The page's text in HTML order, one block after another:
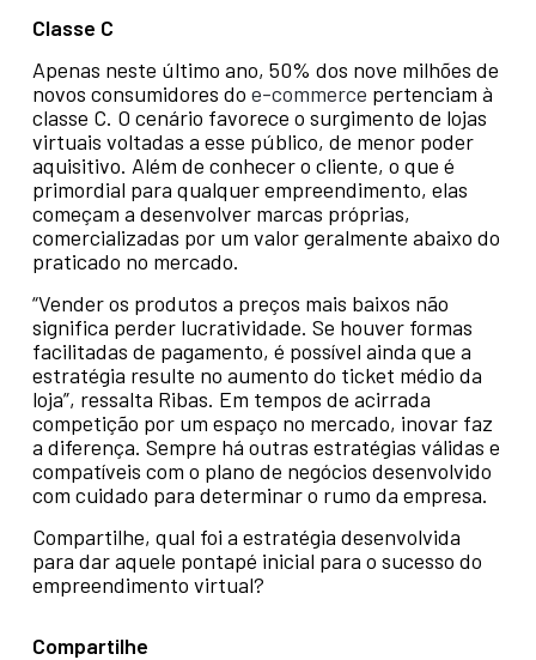
Classe C
Apenas neste último ano, 50% dos nove milhões de
novos consumidores do e-commerce pertenciam à
classe C. O cenário favorece o surgimento de lojas
virtuais voltadas a esse público, de menor poder
aquisitivo. Além de conhecer o cliente, o que é
primordial para qualquer empreendimento, elas
começam a desenvolver marcas próprias,
comercializadas por um valor geralmente abaixo do
praticado no mercado.
“Vender os produtos a preços mais baixos não
significa perder lucratividade. Se houver formas
facilitadas de pagamento, é possível ainda que a
estratégia resulte no aumento do ticket médio da
loja”, ressalta Ribas. Em tempos de acirrada
competição por um espaço no mercado, inovar faz
a diferença. Sempre há outras estratégias válidas e
compatíveis com o plano de negócios desenvolvido
com cuidado para determinar o rumo da empresa.
Compartilhe, qual foi a estratégia desenvolvida
para dar aquele pontapé inicial para o sucesso do
empreendimento virtual?
Compartilhe